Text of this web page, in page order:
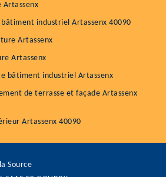
Artassenx
industriel Artassenx 40090
Artassenx
Artassenx
bâtiment industriel Artassenx
de terrasse et façade Artassenx
Artassenx 40090
Source
toiture
40180 RIVIERE-SAAS-ET-GOURBY